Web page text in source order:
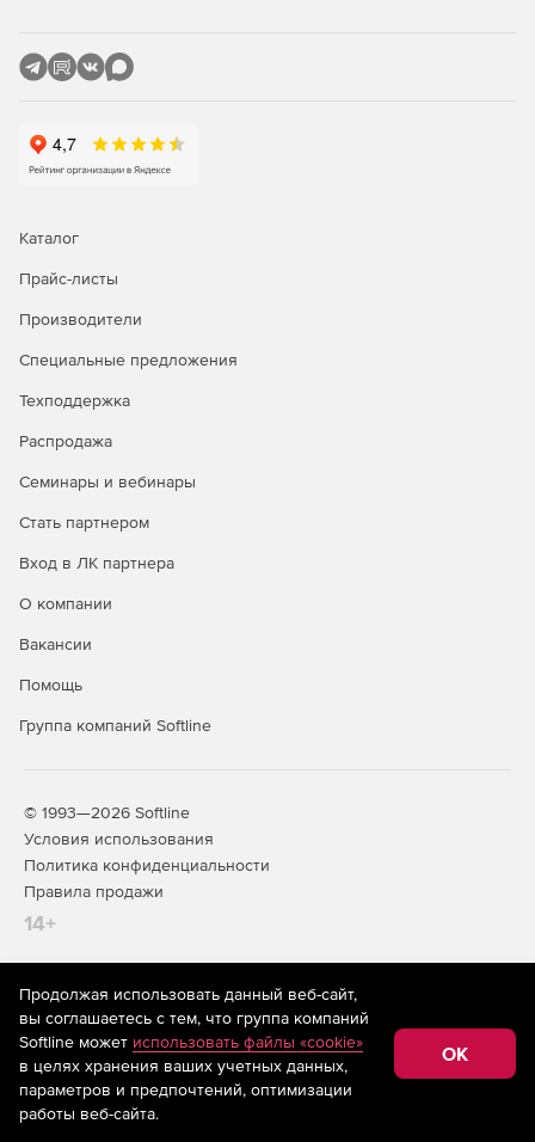
Каталог
Прайс-листы
Производители
Специальные предложения
Техподдержка
Распродажа
Семинары и вебинары
Стать партнером
Вход в ЛК партнера
О компании
Вакансии
Помощь
Группа компаний Softline
© 1993—2026 Softline
Условия использования
Политика конфиденциальности
Правила продажи
14+
На информационном ресурсе store.softline.ru применяются
рекомендательные технологии(информационные технологии
предоставления информации на основе сбора,
систематизации и анализа сведений, относящихся к
предпочтениям пользователей сети «Интернет»,
находящихся на территории Российской Федерации)
Продолжая использовать данный веб-сайт,
вы соглашаетесь с тем, что группа компаний
Softline может использовать файлы «cookie»
в целях хранения ваших учетных данных,
параметров и предпочтений, оптимизации
работы веб-сайта.
OK